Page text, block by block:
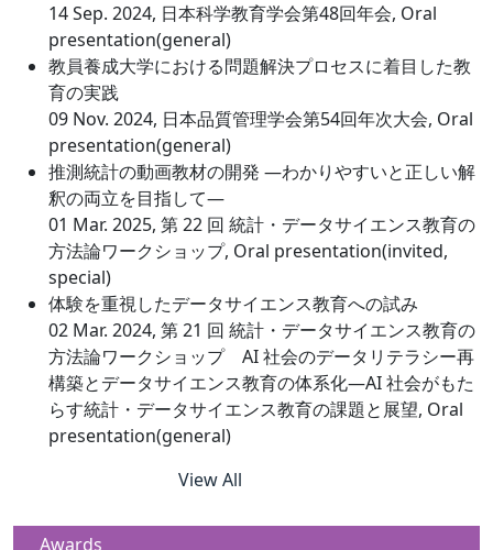
14 Sep. 2024, 日本科学教育学会第48回年会, Oral
presentation(general)
教員養成大学における問題解決プロセスに着目した教
育の実践
09 Nov. 2024, 日本品質管理学会第54回年次大会, Oral
presentation(general)
推測統計の動画教材の開発 ―わかりやすいと正しい解
釈の両立を目指して―
01 Mar. 2025, 第 22 回 統計・データサイエンス教育の
方法論ワークショップ, Oral presentation(invited,
special)
体験を重視したデータサイエンス教育への試み
02 Mar. 2024, 第 21 回 統計・データサイエンス教育の
方法論ワークショップ AI 社会のデータリテラシー再
構築とデータサイエンス教育の体系化―AI 社会がもた
らす統計・データサイエンス教育の課題と展望, Oral
presentation(general)
View All
Awards